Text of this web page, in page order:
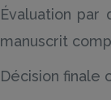
Évaluation
manuscrit
Décision finale